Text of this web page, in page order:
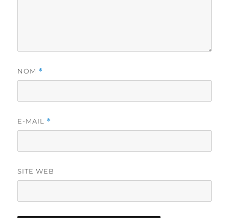
NOM *
E-MAIL *
SITE WEB